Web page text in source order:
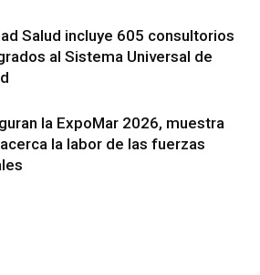
Salud incluye 605 consultorios
al Sistema Universal de
la ExpoMar 2026, muestra
la labor de las fuerzas